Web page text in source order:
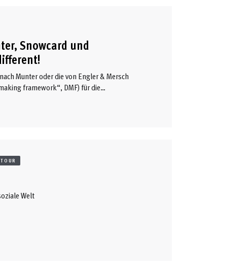
Snowcard und
Munter oder die von Engler & Mersch
framework“, DMF) für die
eine Farbabstufung an; der
Welt